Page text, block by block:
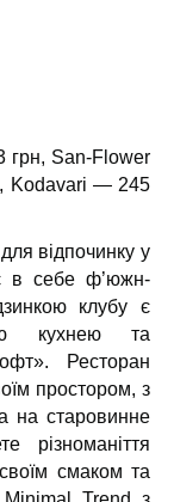
грн, San-Flower
Kodavari — 245
відпочинку у
в себе ф’южн-
клубу є
кухнею та
Ресторан
простором, з
на старовинне
різноманіття
смаком та